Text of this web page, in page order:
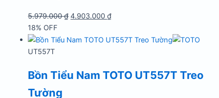
5.979.000₫ Giá
là:
4.903.000₫Giá
tại
18% OFF
UT557T
Bồn Tiểu Nam TOTO UT557T Treo
Tường